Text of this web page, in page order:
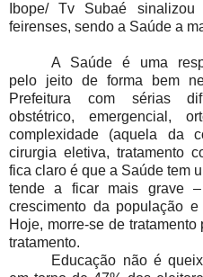
Ibope/ Tv Subaé sinalizou
feirenses, sendo a Saúde a
A Saúde é uma
pelo jeito de forma bem
Prefeitura com sérias
obstétrico, emergencial,
complexidade (aquela da
cirurgia eletiva, tratamento
fica claro é que a Saúde tem
tende a ficar mais grave
crescimento da população
Hoje, morre-se de
tratamento.
Educação não é